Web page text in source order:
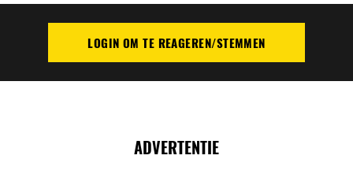
PLAATS REACTIELOGIN OM TE REAGEREN/STEMMEN
ADVERTENTIE